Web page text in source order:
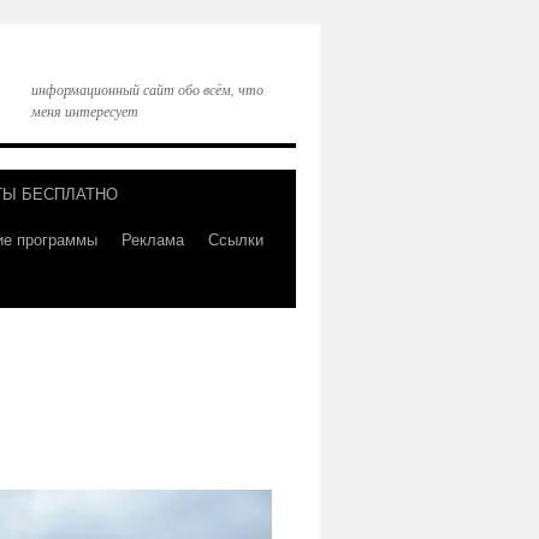
информационный сайт обо всём, что
меня интересует
БЕСПЛАТНО
программы
Реклама Ссылки